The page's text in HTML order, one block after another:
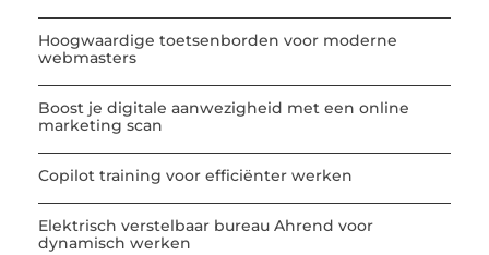
Hoogwaardige toetsenborden voor moderne
webmasters
Boost je digitale aanwezigheid met een online
marketing scan
Copilot training voor efficiënter werken
Elektrisch verstelbaar bureau Ahrend voor
dynamisch werken